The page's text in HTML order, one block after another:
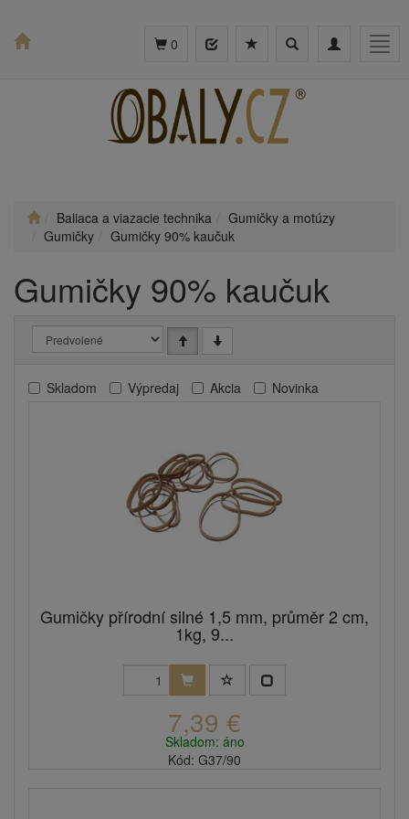
Toggle
Toggle
0
Baliaca a viazacie technika
Gumičky a motúzy
Gumičky
Gumičky 90% kaučuk
Gumičky 90% kaučuk
Skladom Výpredaj Akcia Novinka
Gumičky přírodní silné 1,5 mm, průměr 2 cm,
1kg, 9...
7,39 €
Skladom: áno
Kód: G37/90